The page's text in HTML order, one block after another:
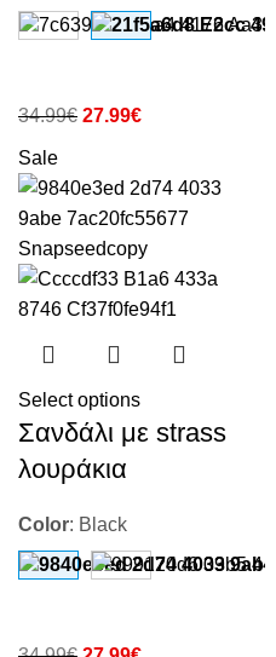
34.99€ 27.99€
Sale
Select options
Σανδάλι με strass
λουράκια
Color: Black